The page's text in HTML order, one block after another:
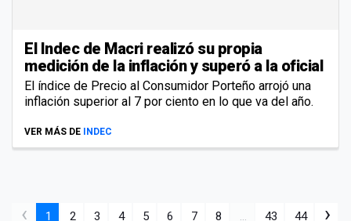
El Indec de Macri realizó su propia
medición de la inflación y superó a la oficial
El índice de Precio al Consumidor Porteño arrojó una
inflación superior al 7 por ciento en lo que va del año.
VER MÁS DE INDEC
‹ 1 2 3 4 5 6 7 8 ... 43 44 ›